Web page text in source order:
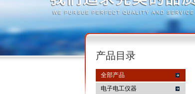
产品目录
全部产品
电子电工仪器